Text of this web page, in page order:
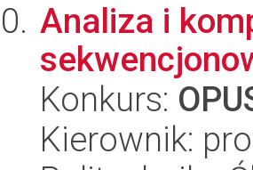
Analiza i
Konkurs:
Kierownik: